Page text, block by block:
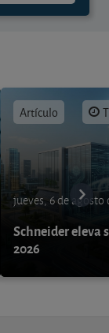
Artículo
jueves, 6 de agosto
Schneider eleva
2026